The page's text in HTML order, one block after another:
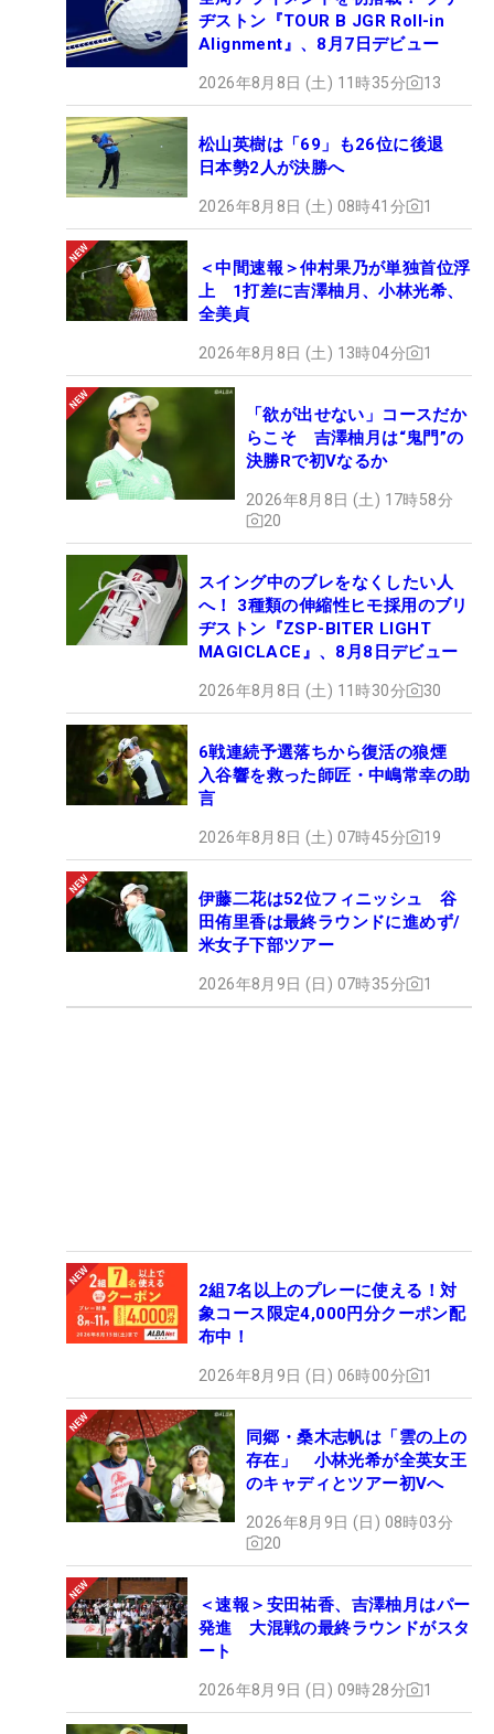
ヂストン『TOUR B JGR Roll-in
Alignment』、8月7日デビュー
2026年8月8日 (土) 11時35分 13
松山英樹は「69」も26位に後退
日本勢2人が決勝へ
2026年8月8日 (土) 08時41分 1
＜中間速報＞仲村果乃が単独首位浮
上 1打差に吉澤柚月、小林光希、
全美貞
2026年8月8日 (土) 13時04分 1
「欲が出せない」コースだか
らこそ 吉澤柚月は“鬼門”の
決勝Rで初Vなるか
2026年8月8日 (土) 17時58分
20
スイング中のブレをなくしたい人
へ！ 3種類の伸縮性ヒモ採用のブリ
ヂストン『ZSP-BITER LIGHT
MAGICLACE』、8月8日デビュー
2026年8月8日 (土) 11時30分 30
6戦連続予選落ちから復活の狼煙
入谷響を救った師匠・中嶋常幸の助
言
2026年8月8日 (土) 07時45分 19
伊藤二花は52位フィニッシュ 谷
田侑里香は最終ラウンドに進めず/
米女子下部ツアー
2026年8月9日 (日) 07時35分 1
2組7名以上のプレーに使える！対
象コース限定4,000円分クーポン配
布中！
2026年8月9日 (日) 06時00分 1
同郷・桑木志帆は「雲の上の
存在」 小林光希が全英女王
のキャディとツアー初Vへ
2026年8月9日 (日) 08時03分
20
＜速報＞安田祐香、吉澤柚月はパー
発進 大混戦の最終ラウンドがスタ
ート
2026年8月9日 (日) 09時28分 1